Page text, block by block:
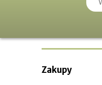
Zakupy